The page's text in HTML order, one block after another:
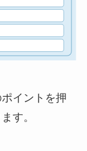
イントを押
す。